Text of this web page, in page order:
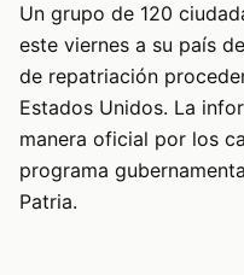
Un grupo de 120
este viernes a su país
de repatriación
Estados Unidos. La
manera oficial por los
programa
Patria.